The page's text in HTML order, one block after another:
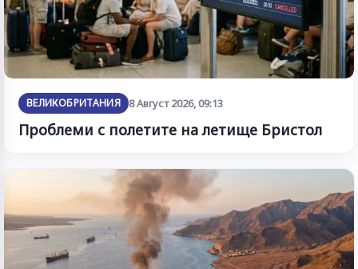
ВЕЛИКОБРИТАНИЯ 8 Август 2026, 09:13
Проблеми с полетите на летище Бристол